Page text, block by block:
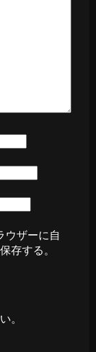
ウザーに自
存する。
。